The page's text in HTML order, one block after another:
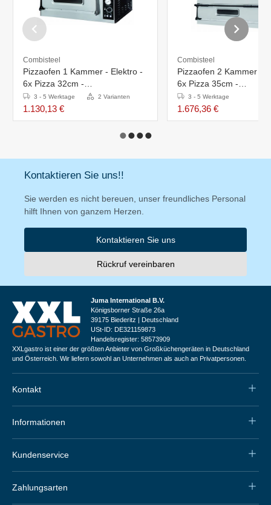
Combisteel
Pizzaofen 1 Kammer - Elektro -
6x Pizza 32cm -
975x1214x413(h)mm
3 - 5 Werktage 2 Varianten
1.130,13 €
Combisteel
Pizzaofen 2 Kammer - Elektro -
6x Pizza 35cm -
1305x600x745(h)mm
3 - 5 Werktage
1.676,36 €
Kontaktieren Sie uns!!
Sie werden es nicht bereuen, unser freundliches Personal
hilft Ihnen von ganzem Herzen.
Kontaktieren Sie uns
Rückruf vereinbaren
Juma International B.V.
Königsborner Straße 26a
39175 Biederitz | Deutschland
USt-ID: DE321159873
Handelsregister: 58573909
XXLgastro ist einer der größten Anbieter von Großküchengeräten in Deutschland
und Österreich. Wir liefern sowohl an Unternehmen als auch an Privatpersonen.
Kontakt
Informationen
Kundenservice
Zahlungsarten